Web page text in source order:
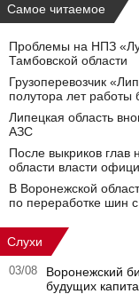
Самое читаемое
Проблемы на НПЗ
Тамбовской области
Грузоперевозчик
полутора лет работы
Липецкая область
АЗС
После выкриков глав
области власти
В Воронежской
по переработке шин
Слухи
03/08
Воронежский
будущих